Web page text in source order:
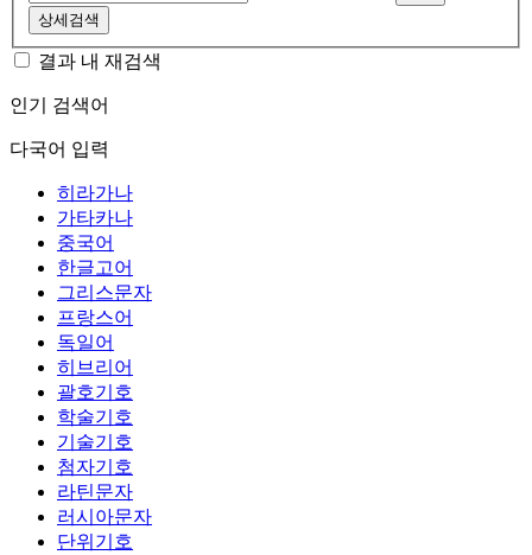
상세검색
결과 내 재검색
인기 검색어
다국어 입력
히라가나
가타카나
중국어
한글고어
그리스문자
프랑스어
독일어
히브리어
괄호기호
학술기호
기술기호
첨자기호
라틴문자
러시아문자
단위기호